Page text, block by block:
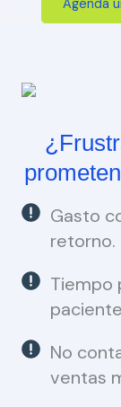
Agenda
Gasto
retorno.
Tiempo
No
ventas